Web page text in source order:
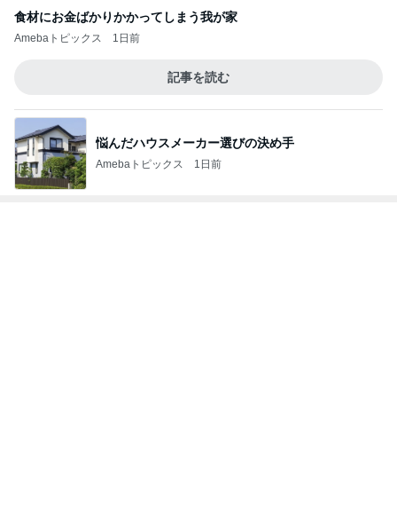
食材にお金ばかりかかってしまう我が家
Amebaトピックス 1日前
記事を読む
悩んだハウスメーカー選びの決め手
Amebaトピックス 1日前